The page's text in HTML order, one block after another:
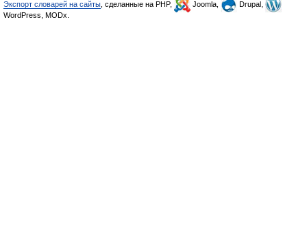
Экспорт словарей на сайты , сделанные на PHP, Joomla,
Drupal,
WordPress, MODx.